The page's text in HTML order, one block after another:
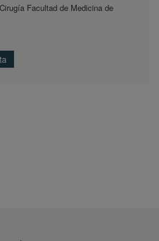
Facultad de Medicina de